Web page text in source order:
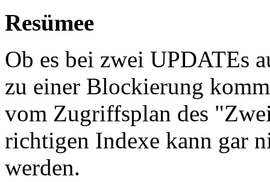
Resümee
Ob es bei zwei UPDATEs
zu einer Blockierung
vom Zugriffsplan des
richtigen Indexe kann gar
werden.